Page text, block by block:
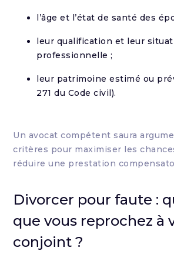
l’âge et l’état de santé des
leur qualification et leur
professionnelle ;
leur patrimoine estimé ou
271 du Code civil).
Un avocat compétent saura
critères pour maximiser les
réduire une prestation
Divorcer pour faute :
que vous reprochez à
conjoint ?